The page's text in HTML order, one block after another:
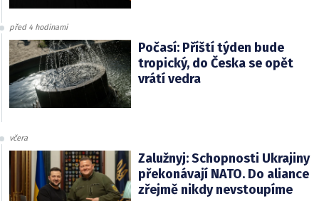
před 4 hodinami
Počasí: Příští týden bude
tropický, do Česka se opět
vrátí vedra
včera
Zalužnyj: Schopnosti Ukrajiny
překonávají NATO. Do aliance
zřejmě nikdy nevstoupíme